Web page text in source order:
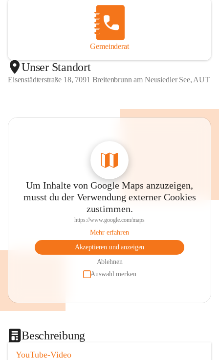
Gemeinderat
Unser Standort
Eisenstädterstraße 18, 7091 Breitenbrunn am Neusiedler See, AUT
Um Inhalte von Google Maps anzuzeigen,
musst du der Verwendung externer Cookies
zustimmen.
https://www.google.com/maps
Mehr erfahren
Akzeptieren und anzeigen
Ablehnen
Auswahl merken
Beschreibung
YouTube-Video